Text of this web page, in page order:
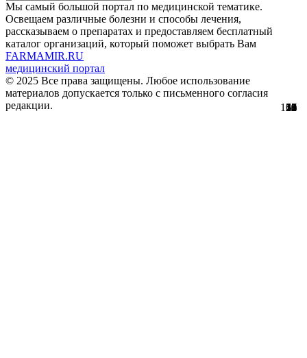
22
17
2
30
5
11
51
56
0
29
61
3
12
12
8
154
Мы самый большой портал по медицинской тематике.
Освещаем различные болезни и способы лечения,
рассказываем о препаратах и предоставляем бесплатный
каталог организаций, который поможет выбрать Вам
FARMAMIR.RU
медицинский портал
© 2025 Все права защищены. Любое использование
материалов допускается только с письменного согласия
редакции.